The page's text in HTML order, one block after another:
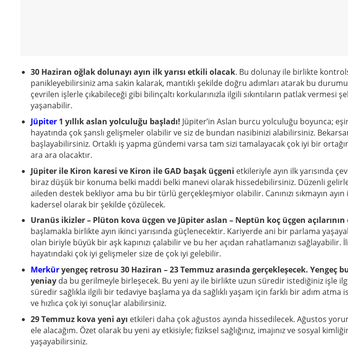
30 Haziran oğlak dolunayı ayın ilk yarısı etkili olacak. Bu dolunay ile birlikte
panikleyebilirsiniz ama sakin kalarak, mantıklı şekilde doğru adımları atarak bu
çevrilen işlerle çıkabileceği gibi bilinçaltı korkularınızla ilgili sıkıntıların patlak vermesi
yaşanabilir.
Jüpiter 1 yıllık aslan yolculuğu başladı! Jüpiter’in Aslan burcu yolculuğu boyunca;
hayatında çok şanslı gelişmeler olabilir ve siz de bundan nasibinizi alabilirsiniz.
başlayabilirsiniz. Ortaklı iş yapma gündemi varsa tam sizi tamalayacak çok iyi bir
ara ara olacaktır.
Jüpiter ile Kiron karesi ve Kiron ile GAD başak üçgeni etkileriyle ayın ilk yarısında
biraz düşük bir konuma belki maddi belki manevi olarak hissedebilirsiniz. Düzenli
aileden destek bekliyor ama bu bir türlü gerçekleşmiyor olabilir. Canınızı sıkmayın
kadersel olarak bir şekilde çözülecek.
Uranüs ikizler – Plüton kova üçgen ve Jüpiter aslan – Neptün koç üçgen
başlamakla birlikte ayın ikinci yarısında güçlenecektir. Kariyerde ani bir parlama
olan biriyle büyük bir aşk kapınızı çalabilir ve bu her açıdan rahatlamanızı
hayatındaki çok iyi gelişmeler size de çok iyi gelebilir.
Merküryengeç retrosu 30 Haziran – 23 Temmuz arasında gerçekleşecek. Yengeç
yeniay da bu gerilmeyle birleşecek. Bu yeni ay ile birlikte uzun süredir istediğiniz işle
süredir sağlıkla ilgili bir tedaviye başlama ya da sağlıklı yaşam için farklı bir adım
ve hızlıca çok iyi sonuçlar alabilirsiniz.
29 Temmuz kova yeni ayı etkileri daha çok ağustos ayında hissedilecek. Ağustos
ele alacağım. Özet olarak bu yeni ay etkisiyle; fiziksel sağlığınız, imajınız ve sosyal
yaşayabilirsiniz.